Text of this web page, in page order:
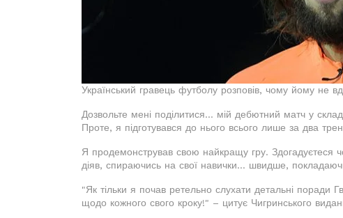
Український гравець футболу розповів, чому йому не
Дозвольте мені поділитися... мій дебютний матч у
Проте, я підготувався до нього всього лише за два
Я продемонстрував свою найкращу гру.
діяв, спираючись на свої навички... швидше,
"Як тільки я почав ретельно слухати детальні поради
щодо кожного свого кроку!" – цитує Чигринського